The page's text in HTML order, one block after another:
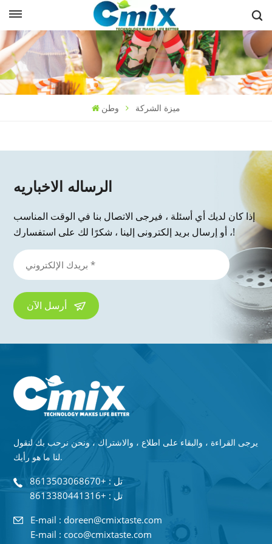
وطن ميزة الشركة
الرساله الاخباريه
إذا كان لديك أي أسئلة ، فيرجى الاتصال بنا في الوقت المناسب
، أو إرسال بريد إلكتروني إلينا ، شكرًا لك على استفسارك!
يرجى القراءة ، والبقاء على اطلاع ، والاشتراك ، ونحن نرحب بك لنقول
لنا ما هو رأيك.
تل : +8613503068670
تل : +8613380441316
E-mail : doreen@cmixtaste.com
E-mail : coco@cmixtaste.com